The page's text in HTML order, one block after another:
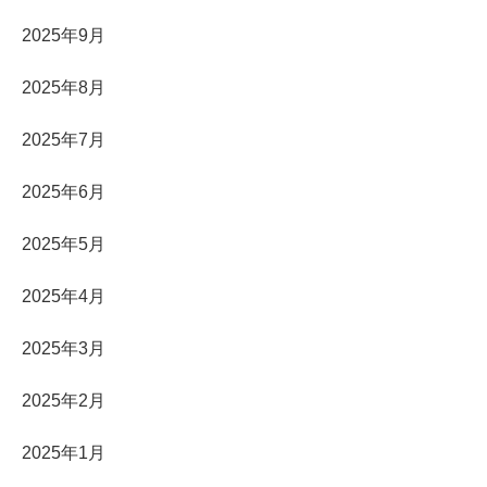
2025年9月
2025年8月
2025年7月
2025年6月
2025年5月
2025年4月
2025年3月
2025年2月
2025年1月